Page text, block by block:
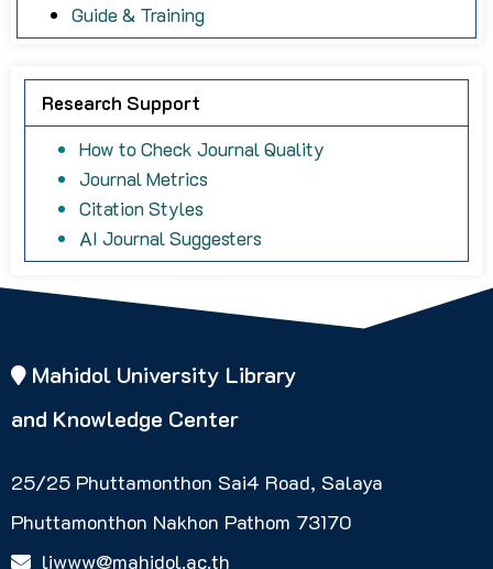
Guide & Training
Research Support
How to Check Journal Quality
Journal Metrics
Citation Styles
AI Journal Suggesters
Mahidol University Library
and Knowledge Center
25/25 Phuttamonthon Sai4 Road, Salaya
Phuttamonthon Nakhon Pathom 73170
liwww@mahidol.ac.th